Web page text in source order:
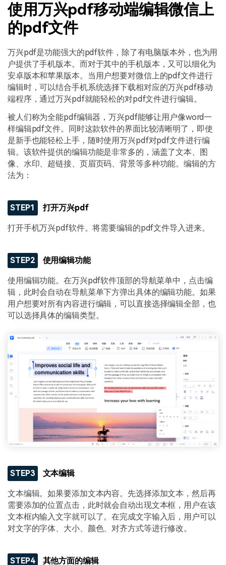
使用万兴pdf移动端编辑微信上
的pdf文件
万兴pdf是功能强大的pdf软件，除了有电脑版本外，也为用
户提供了手机版本。而对于其中的手机版本，又可以细化为
安卓版本和苹果版本。当用户想要对微信上的pdf文件进行
编辑时，可以结合手机系统选择下载相对应的万兴pdf移动
端程序，通过万兴pdf就能轻松的对pdf文件进行编辑。
被人们称为全能pdf编辑器，万兴pdf能够让用户像word一
样编辑pdf文件。同时这款软件的界面比较清晰明了，即使
是新手也能轻松上手，随时使用万兴pdf对pdf文件进行编
辑。该软件提供的编辑功能是非常多的，涵盖了文本、图
像、水印、超链接、页眉页码、背景等多种功能。编辑的方
法为：
STEP1 打开万兴pdf
打开手机万兴pdf软件。将需要编辑的pdf文件导入进来。
STEP2 使用编辑功能
使用编辑功能。在万兴pdf软件顶部的导航菜单中，点击编
辑，此时会自动在导航菜单下方弹出具体的编辑功能。如果
用户想要对所有内容进行编辑，可以直接选择编辑全部，也
可以选择具体的编辑类型。
STEP3 文本编辑
文本编辑。如果要添加文本内容。先选择添加文本，然后再
需要添加的位置点击，此时就会自动出现文本框，用户在该
文本框内输入文字就可以了。在完成文字输入后，用户可以
对文字的字体、大小、颜色、对齐方式等进行修改。
STEP4 其他方面的编辑